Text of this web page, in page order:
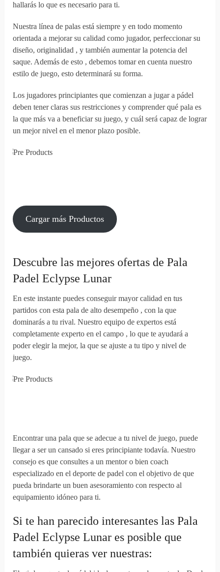
hallarás lo que es necesario para ti.
Nuestra línea de palas está siempre y en todo momento
orientada a mejorar su calidad como jugador, perfeccionar su
diseño, originalidad , y también aumentar la potencia del
saque. Además de esto , debemos tomar en cuenta nuestro
estilo de juego, esto determinará su forma.
Los jugadores principiantes que comienzan a jugar a pádel
deben tener claras sus restricciones y comprender qué pala es
la que más va a beneficiar su juego, y cuál será capaz de lograr
un mejor nivel en el menor plazo posible.
Cargar más Productos
Descubre las mejores ofertas de Pala
Padel Eclypse Lunar
En este instante puedes conseguir mayor calidad en tus
partidos con esta pala de alto desempeño , con la que
dominarás a tu rival. Nuestro equipo de expertos está
completamente experto en el campo , lo que te ayudará a
poder elegir la mejor, la que se ajuste a tu tipo y nivel de
juego.
Encontrar una pala que se adecue a tu nivel de juego, puede
llegar a ser un cansado si eres principiante todavía. Nuestro
consejo es que consultes a un mentor o bien coach
especializado en el deporte de padel con el objetivo de que
pueda brindarte un buen asesoramiento con respecto al
equipamiento idóneo para ti.
Si te han parecido interesantes las Pala
Padel Eclypse Lunar es posible que
también quieras ver nuestras: